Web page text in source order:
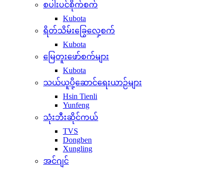
စပါးပင်စိုက်စက်
Kubota
ရိတ်သိမ်းခြွေလှေ့စက်
Kubota
မြေတူးဖော်စက်များ
Kubota
သယ်ယူပို့ဆောင်ရေးယာဉ်များ
Hsin Tienli
Yunfeng
သုံးဘီးဆိုင်ကယ်
TVS
Dongben
Xungling
အင်ဂျင်